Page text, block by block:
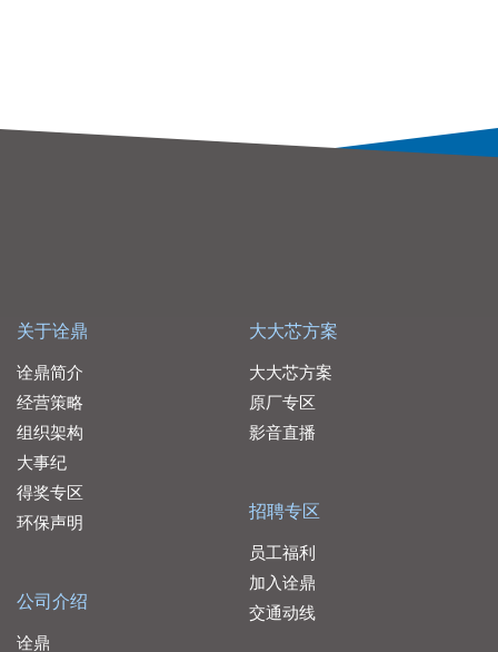
关于诠鼎
诠鼎简介
经营策略
组织架构
大事纪
得奖专区
环保声明
公司介绍
诠鼎
大大芯方案
大大芯方案
原厂专区
影音直播
招聘专区
员工福利
加入诠鼎
交通动线